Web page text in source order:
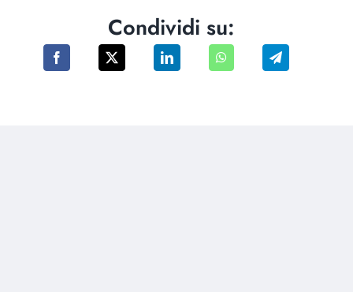
Condividi su: